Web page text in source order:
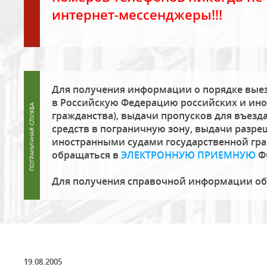
интернет-мессенджеры!!!
Для получения информации о порядке
в Российскую Федерацию российских и
гражданства), выдачи пропусков для
средств в пограничную зону, выдачи
иностранными судами государственной
обращаться в ЭЛЕКТРОННУЮ ПРИЕМНУЮ
Для получения справочной информации
19.08.2005